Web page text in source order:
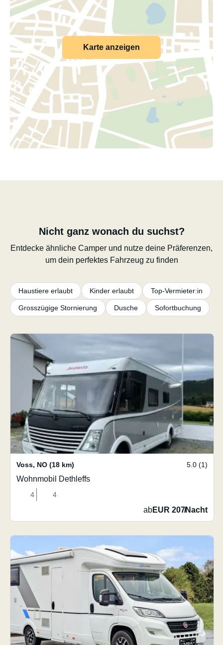
Karte anzeigen
Nicht ganz wonach du suchst?
Entdecke ähnliche Camper und nutze deine Präferenzen,
um dein perfektes Fahrzeug zu finden
Haustiere erlaubt Kinder erlaubt Top-Vermieter:in
Grosszügige Stornierung Dusche Sofortbuchung
Voss, NO (18 km) 5.0 (1)
Wohnmobil Dethleffs
4 4
abEUR 207/Nacht